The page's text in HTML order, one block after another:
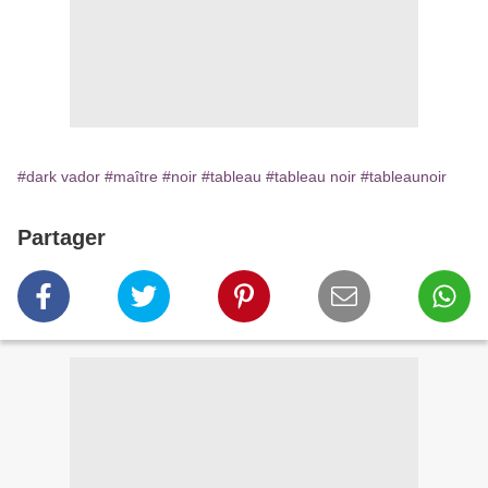
#dark vador #maître #noir #tableau #tableau noir #tableaunoir
Partager